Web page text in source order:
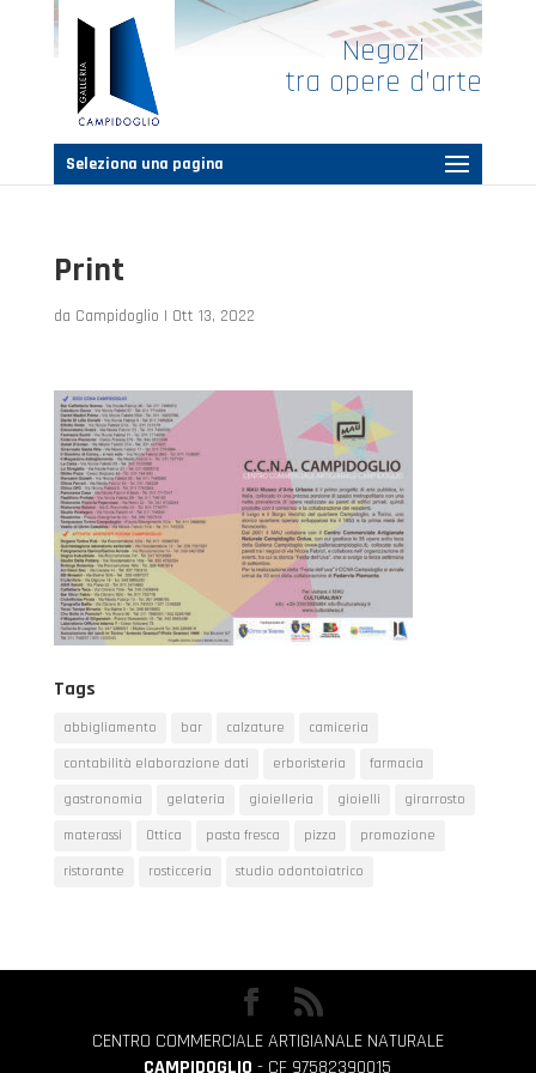
Negozi
tra opere d’arte
Seleziona una pagina
Print
da Campidoglio | Ott 13, 2022
Tags
abbigliamento bar calzature
camiceria
contabilità elaborazione dati
erboristeria
farmacia
gastronomia
gelateria gioielleria gioielli
girarrosto
materassi
Ottica pasta fresca pizza
promozione
ristorante
rosticceria studio odontoiatrico
CENTRO COMMERCIALE ARTIGIANALE NATURALE
CAMPIDOGLIO - CF 97582390015